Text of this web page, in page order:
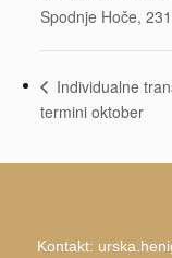
Spodnje Hoče,
Individualne
termini oktober
Kontakt: